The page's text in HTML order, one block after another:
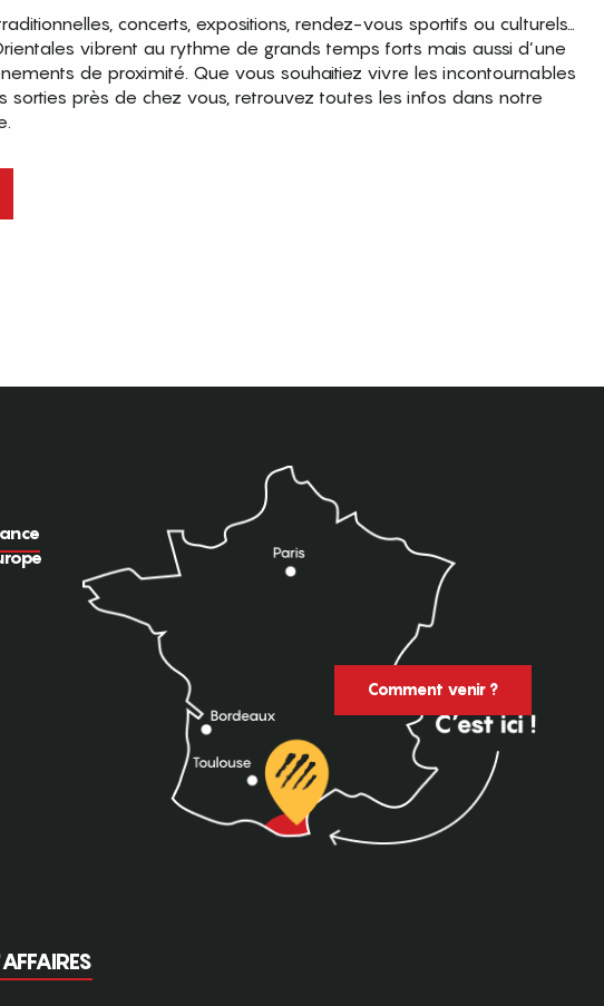
concerts, expositions, rendez-vous sportifs ou culturels…
vibrent au rythme de grands temps forts mais aussi d’une
de proximité. Que vous souhaitiez vivre les incontournables
sorties près de chez vous, retrouvez toutes les infos dans notre
Comment venir ?